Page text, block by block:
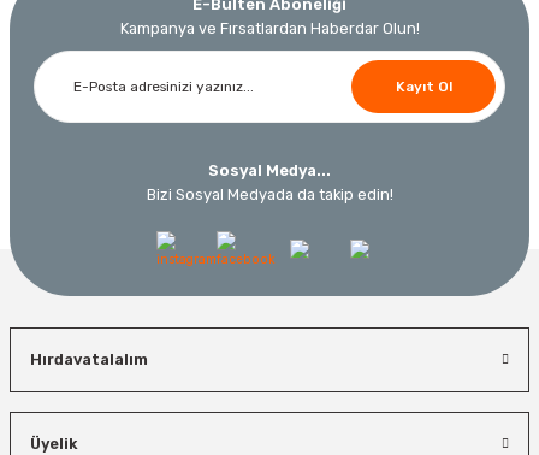
E-Bülten Aboneliği
Kampanya ve Fırsatlardan Haberdar Olun!
Kayıt Ol
Sosyal Medya...
Bizi Sosyal Medyada da takip edin!
Hırdavatalalım
Üyelik